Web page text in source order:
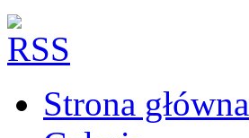
Strona główna